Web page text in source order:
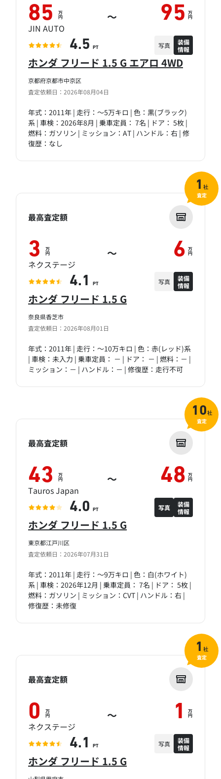
京都府京都市中京区
査定依頼日：2026年08月04日
ホンダ フリード 1.5 G エアロ 4WD
年式：2011年 | 走行：～5万キロ | 色：黒(ブラック)
系 | 車検：2026年8月 | 乗車定員： 7名 | ドア： 5枚 |
燃料：ガソリン | ミッション：AT | ハンドル：右 | 修
復歴：なし
85 万
円 ～ 95 万
円
JIN AUTO
4.5 PT 写真
装備
情報
奈良県香芝市
査定依頼日：2026年08月01日
ホンダ フリード 1.5 G
年式：2011年 | 走行：～10万キロ | 色：赤(レッド)系
| 車検：未入力 | 乗車定員： － | ドア： － | 燃料：－ |
ミッション：－ | ハンドル：－ | 修復歴：走行不可
最高査定額
3 万
円 ～ 6 万
円
ネクステージ
4.1 PT 写真
装備
情報
1 社
査定
東京都江戸川区
査定依頼日：2026年07月31日
ホンダ フリード 1.5 G
年式：2011年 | 走行：～9万キロ | 色：白(ホワイト)
系 | 車検：2026年12月 | 乗車定員： 7名 | ドア： 5枚 |
燃料：ガソリン | ミッション：CVT | ハンドル：右 |
修復歴：未修復
最高査定額
43 万
円 ～ 48 万
円
Tauros Japan
4.0 PT 写真
装備
情報
10社
査定
ホンダ フリード 1.5 G
最高査定額
0 万
円 ～ 1 万
円
ネクステージ
4.1 PT 写真
装備
情報
1 社
査定